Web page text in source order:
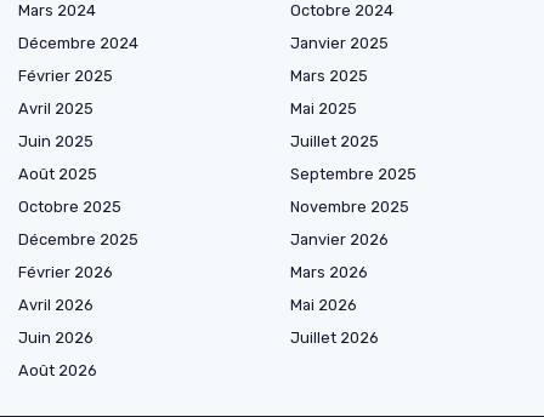
Mars 2024
Octobre 2024
Décembre 2024
Janvier 2025
Février 2025
Mars 2025
Avril 2025
Mai 2025
Juin 2025
Juillet 2025
Août 2025
Septembre 2025
Octobre 2025
Novembre 2025
Décembre 2025
Janvier 2026
Février 2026
Mars 2026
Avril 2026
Mai 2026
Juin 2026
Juillet 2026
Août 2026